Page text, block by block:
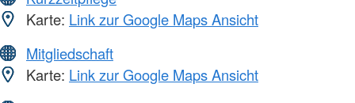
Karte: Link zur Google Maps Ansicht
Mitgliedschaft
Karte: Link zur Google Maps Ansicht